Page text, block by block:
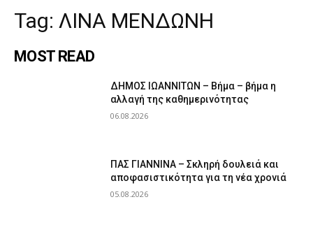
Tag: ΛΙΝΑ ΜΕΝΔΩΝΗ
MOST READ
ΔΗΜΟΣ ΙΩΑΝΝΙΤΩΝ – Βήμα – βήμα η
αλλαγή της καθημερινότητας
06.08.2026
ΠΑΣ ΓΙΑΝΝΙΝΑ – Σκληρή δουλειά και
αποφασιστικότητα για τη νέα χρονιά
05.08.2026